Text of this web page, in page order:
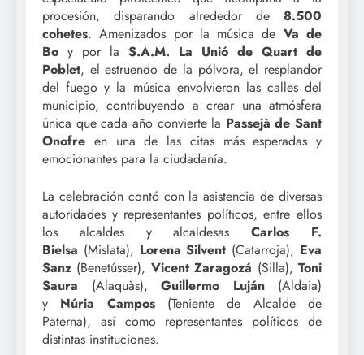
procesión, disparando alrededor de 8.500
cohetes. Amenizados por la música de Va de
Bo y por la S.A.M. La Unió de Quart de
Poblet, el estruendo de la pólvora, el resplandor
del fuego y la música envolvieron las calles del
municipio, contribuyendo a crear una atmósfera
única que cada año convierte la Passejà de Sant
Onofre en una de las citas más esperadas y
emocionantes para la ciudadanía.
La celebración contó con la asistencia de diversas
autoridades y representantes políticos, entre ellos
los alcaldes y alcaldesasCarlos F.
Bielsa (Mislata), Lorena Silvent (Catarroja), Eva
Sanz (Benetússer), Vicent Zaragozá (Silla),Toni
Saura (Alaquàs), Guillermo Luján(Aldaia)
y Núria Campos(Teniente de Alcalde de
Paterna), así como representantes políticos de
distintas instituciones.